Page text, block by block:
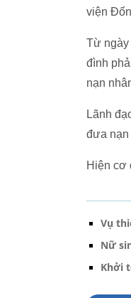
viện
Từ ngày
đình
nạn
Lãnh
đưa nạn
Hiện cơ
Vụ
Nữ
Khởi